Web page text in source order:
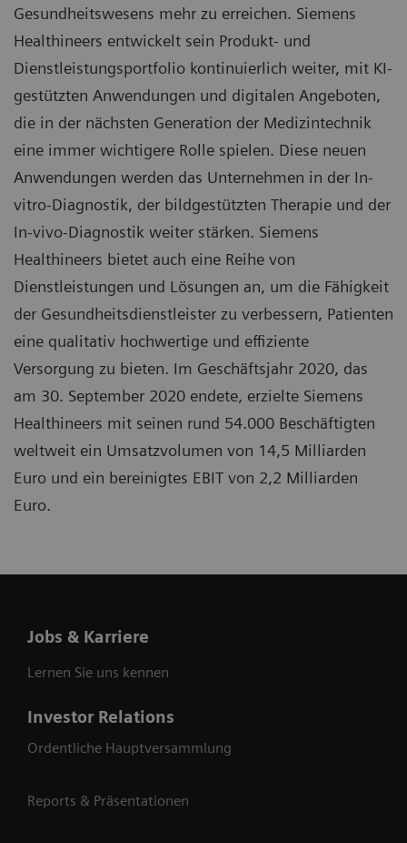
Gesundheitswesens mehr zu erreichen. Siemens
Healthineers entwickelt sein Produkt- und
Dienstleistungsportfolio kontinuierlich weiter, mit KI-
gestützten Anwendungen und digitalen Angeboten,
die in der nächsten Generation der Medizintechnik
eine immer wichtigere Rolle spielen. Diese neuen
Anwendungen werden das Unternehmen in der In-
vitro-Diagnostik, der bildgestützten Therapie und der
In-vivo-Diagnostik weiter stärken. Siemens
Healthineers bietet auch eine Reihe von
Dienstleistungen und Lösungen an, um die Fähigkeit
der Gesundheitsdienstleister zu verbessern, Patienten
eine qualitativ hochwertige und effiziente
Versorgung zu bieten. Im Geschäftsjahr 2020, das
am 30. September 2020 endete, erzielte Siemens
Healthineers mit seinen rund 54.000 Beschäftigten
weltweit ein Umsatzvolumen von 14,5 Milliarden
Euro und ein bereinigtes EBIT von 2,2 Milliarden
Euro.
Jobs & Karriere
Lernen Sie uns kennen
Investor Relations
Ordentliche Hauptversammlung
Reports & Präsentationen